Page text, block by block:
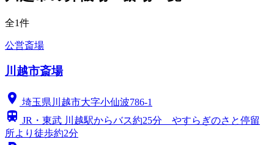
全1件
公営斎場
川越市斎場
location_on 埼玉県川越市大字小仙波786-1
train JR・東武 川越駅からバス約25分 やすらぎのさと停留
所より徒歩約2分